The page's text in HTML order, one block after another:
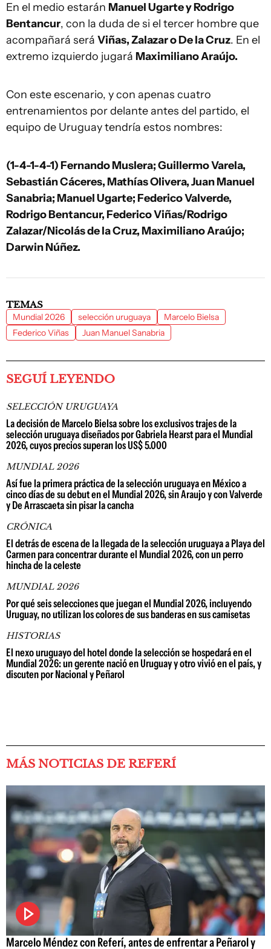
En el medio estarán Manuel Ugarte y Rodrigo
Bentancur, con la duda de si el tercer hombre que
acompañará será Viñas, Zalazar o De la Cruz. En el
extremo izquierdo jugará Maximiliano Araújo.
Con este escenario, y con apenas cuatro
entrenamientos por delante antes del partido, el
equipo de Uruguay tendría estos nombres:
(1-4-1-4-1) Fernando Muslera; Guillermo Varela,
Sebastián Cáceres, Mathías Olivera, Juan Manuel
Sanabria; Manuel Ugarte; Federico Valverde,
Rodrigo Bentancur, Federico Viñas/Rodrigo
Zalazar/Nicolás de la Cruz, Maximiliano Araújo;
Darwin Núñez.
TEMAS
Mundial 2026 selección uruguaya
Marcelo Bielsa
Federico Viñas
Juan Manuel Sanabria
SEGUÍ LEYENDO
SELECCIÓN URUGUAYA
La decisión de Marcelo Bielsa sobre los exclusivos trajes de la
selección uruguaya diseñados por Gabriela Hearst para el Mundial
2026, cuyos precios superan los US$ 5.000
MUNDIAL 2026
Así fue la primera práctica de la selección uruguaya en México a
cinco días de su debut en el Mundial 2026, sin Araujo y con Valverde
y De Arrascaeta sin pisar la cancha
CRÓNICA
El detrás de escena de la llegada de la selección uruguaya a Playa del
Carmen para concentrar durante el Mundial 2026, con un perro
hincha de la celeste
MUNDIAL 2026
Por qué seis selecciones que juegan el Mundial 2026, incluyendo
Uruguay, no utilizan los colores de sus banderas en sus camisetas
HISTORIAS
El nexo uruguayo del hotel donde la selección se hospedará en el
Mundial 2026: un gerente nació en Uruguay y otro vivió en el país, y
discuten por Nacional y Peñarol
MÁS NOTICIAS DE REFERÍ
Marcelo Méndez con Referí, antes de enfrentar a Peñarol y